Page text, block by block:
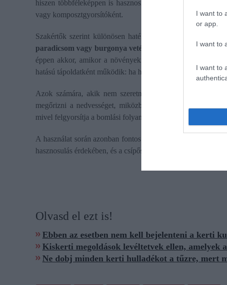
I want to
or app.
I want to
I want to
hiszen többféleképpen is hasznosíthatók – akár
vagy komposztgyorsítóként.
Szakértők szerint különösen hatékony módszer, ha a friss,
paradicsom vagy burgonya vetése esetében.
A bomló
éppen akkor, amikor a növényeknek a legnagyobb
hatású tápoldatként működik: ha hígítva öntözzük vele a
Azok számára, akik nem szeretnének ásni, a mulcsozás
megőrizni a nedvességet, miközben lassan lebomolva
mivel felgyorsítja a bomlási folyamatokat.
A használat során azonban fontos a körültekintés: csak
hasznosulás érdekében, és a csípős szárak miatt mindig
Olvasd el ezt is!
Ebben az esetben nem kell bejelenteni a kerti
Kiskerti megoldások levéltetvek ellen, amelyek
Ne dobj minden kerti hulladékot a tűzre, mert